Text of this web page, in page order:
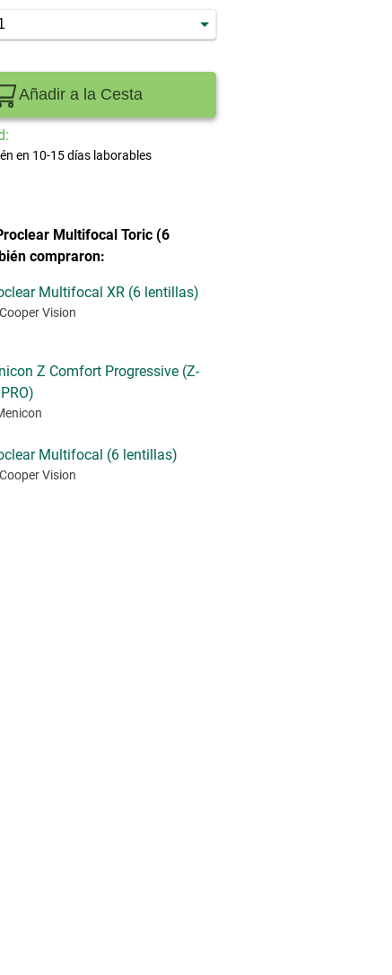
Añadir a la Cesta
en 10-15 días laborables
Multifocal Toric (6
compraron:
Multifocal XR (6 lentillas)
Vision
Z Comfort Progressive (Z-
Multifocal (6 lentillas)
Vision